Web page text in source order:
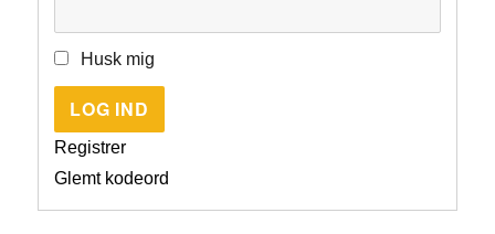
Husk mig
LOG IND
Registrer
Glemt kodeord